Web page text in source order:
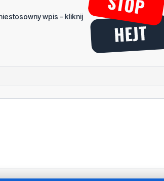
wpis - kliknij